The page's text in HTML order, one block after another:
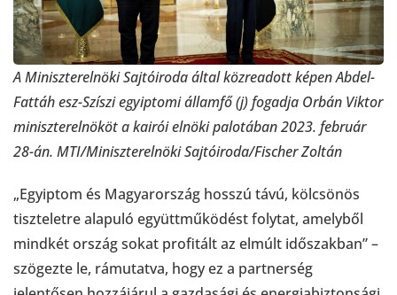
A Miniszterelnöki Sajtóiroda által közreadott képen Abdel-
Fattáh esz-Szíszi egyiptomi államfő (j) fogadja Orbán Viktor
miniszterelnököt a kairói elnöki palotában 2023. február
28-án. MTI/Miniszterelnöki Sajtóiroda/Fischer Zoltán
„Egyiptom és Magyarország hosszú távú, kölcsönös
tiszteletre alapuló együttműködést folytat, amelyből
mindkét ország sokat profitált az elmúlt időszakban” –
szögezte le, rámutatva, hogy ez a partnerség